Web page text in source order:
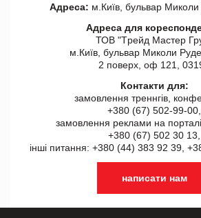
Адреса: м.Київ, бульвар
Адреса для
ТОВ "Tрейд Мастер
м.Київ, бульвар Миколи
2 поверх, оф 121,
Контакти для:
замовлення треннгів,
+380 (67) 502-99-00,
замовлення реклами на
+380 (67) 502 30 13,
інші питання: +380 (44) 383 92 39,
написати нам